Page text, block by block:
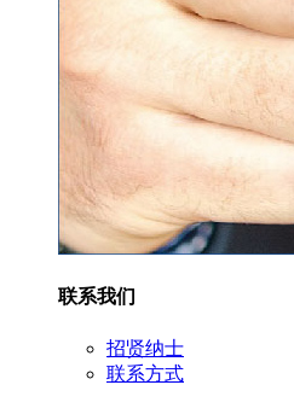
联系我们
招贤纳士
联系方式